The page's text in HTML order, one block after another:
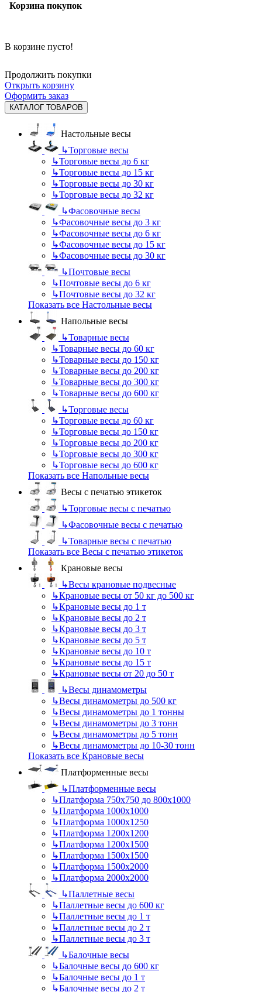
Корзина покупок
В корзине пусто!
Продолжить покупки
Открыть корзину
Оформить заказ
КАТАЛОГ ТОВАРОВ
Настольные весы
↳Торговые весы
↳Торговые весы до 6 кг
↳Торговые весы до 15 кг
↳Торговые весы до 30 кг
↳Торговые весы до 32 кг
↳Фасовочные весы
↳Фасовочные весы до 3 кг
↳Фасовочные весы до 6 кг
↳Фасовочные весы до 15 кг
↳Фасовочные весы до 30 кг
↳Почтовые весы
↳Почтовые весы до 6 кг
↳Почтовые весы до 32 кг
Показать все Настольные весы
Напольные весы
↳Товарные весы
↳Товарные весы до 60 кг
↳Товарные весы до 150 кг
↳Товарные весы до 200 кг
↳Товарные весы до 300 кг
↳Товарные весы до 600 кг
↳Торговые весы
↳Торговые весы до 60 кг
↳Торговые весы до 150 кг
↳Торговые весы до 200 кг
↳Торговые весы до 300 кг
↳Торговые весы до 600 кг
Показать все Напольные весы
Весы с печатью этикеток
↳Торговые весы с печатью
↳Фасовочные весы с печатью
↳Товарные весы с печатью
Показать все Весы с печатью этикеток
Крановые весы
↳Весы крановые подвесные
↳Крановые весы от 50 кг до 500 кг
↳Крановые весы до 1 т
↳Крановые весы до 2 т
↳Крановые весы до 3 т
↳Крановые весы до 5 т
↳Крановые весы до 10 т
↳Крановые весы до 15 т
↳Крановые весы от 20 до 50 т
↳Весы динамометры
↳Весы динамометры до 500 кг
↳Весы динамометры до 1 тонны
↳Весы динамометры до 3 тонн
↳Весы динамометры до 5 тонн
↳Весы динамометры до 10-30 тонн
Показать все Крановые весы
Платформенные весы
↳Платформенные весы
↳Платформа 750х750 до 800х1000
↳Платформа 1000х1000
↳Платформа 1000х1250
↳Платформа 1200х1200
↳Платформа 1200х1500
↳Платформа 1500х1500
↳Платформа 1500х2000
↳Платформа 2000х2000
↳Паллетные весы
↳Паллетные весы до 600 кг
↳Паллетные весы до 1 т
↳Паллетные весы до 2 т
↳Паллетные весы до 3 т
↳Балочные весы
↳Балочные весы до 600 кг
↳Балочные весы до 1 т
↳Балочные весы до 2 т